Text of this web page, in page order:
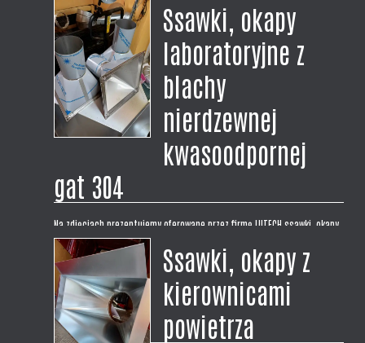
Ssawki, okapy
laboratoryjne z
blachy
nierdzewnej
kwasoodpornej
gat 304
Na zdjęciach prezentujemy oferowane przez firmę LUTECH ssawki, okapy
laboratoryjne w wykonaniu centralnym symetrycznym z blachy
nierdzewnej kwasoodpornej gat 304. Prezentowane ssawki mają wymiar
300x300x200H. Wykonujemy okapy na wymiar pod zamówienie i
indywidualne potrzeby klienta,...
Ssawki, okapy z
kierownicami
powietrza